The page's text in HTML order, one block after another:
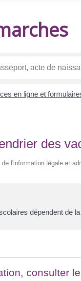
en ligne et
des
l'information légale et
dépendent de
consulter